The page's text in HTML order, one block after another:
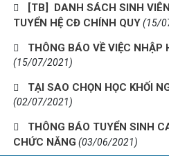
[TB] DANH SÁCH SINH
TUYỂN HỆ CĐ CHÍNH QUY(15/
THÔNG BÁO VỀ VIỆC NHẬP
(15/07/2021)
TẠI SAO CHỌN HỌC KHỐI
(02/07/2021)
THÔNG BÁO TUYỂN SINH
CHỨC NĂNG (03/06/2021)